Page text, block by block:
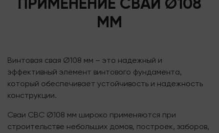
ММ
Винтовая свая Ø108 мм – это надежный и
эффективный элемент винтового фундамента,
который обеспечивает устойчивость и надежность
конструкции.
Сваи СВС Ø108 мм широко применяются при
строительстве небольших домов, построек, заборов,